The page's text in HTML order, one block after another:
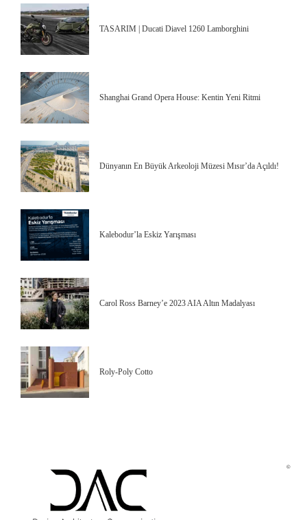
TASARIM | Ducati Diavel 1260 Lamborghini
Shanghai Grand Opera House: Kentin Yeni Ritmi
Dünyanın En Büyük Arkeoloji Müzesi Mısır’da Açıldı!
Kalebodur’la Eskiz Yarışması
Carol Ross Barney’e 2023 AIA Altın Madalyası
Roly-Poly Cotto
©